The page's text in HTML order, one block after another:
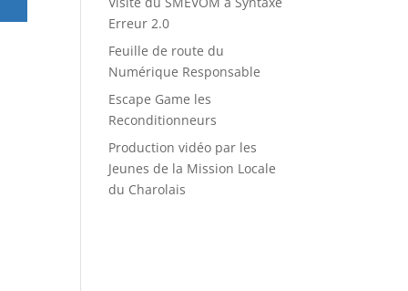
Erreur 2.0
Feuille de route du
Numérique Responsable
Escape Game les
Reconditionneurs
Production vidéo par les
Jeunes de la Mission Locale
du Charolais